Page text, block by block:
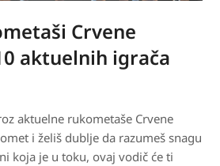
Crvene
aktuelnih igrača
aktuelne rukometaše Crvene
i želiš dublje da razumeš snagu
koja je u toku, ovaj vodič će ti